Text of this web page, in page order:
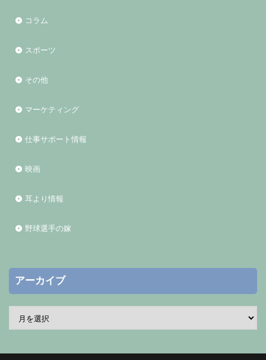
コラム
スポーツ
その他
マーケティング
仕事サポート情報
映画
耳より情報
野球選手の嫁
アーカイブ